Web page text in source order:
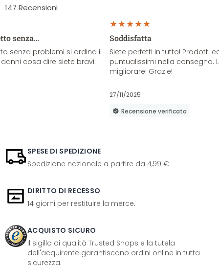
147 Recensioni
senza…
senza problemi si ordina il
cosa dire siete bravi.
Soddisfatta
Siete perfetti in tutto! Prodotti
puntualissimi nella consegna.
migliorare! Grazie!
27/11/2025
Recensione verificata
SPESE DI SPEDIZIONE
Spedizione nazionale a partire da 4,99 €.
DIRITTO DI RECESSO
14 giorni per restituire la merce.
ACQUISTO SICURO
Il sigillo di qualità Trusted Shops e la tutela
dell'acquirente garantiscono ordini online in tutta
sicurezza.